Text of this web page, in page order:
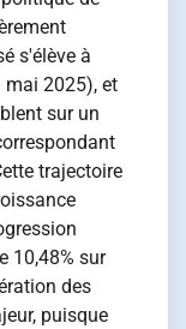
s'élève à
mai 2025), et
sur un
trajectoire
10,48% sur
des
puisque